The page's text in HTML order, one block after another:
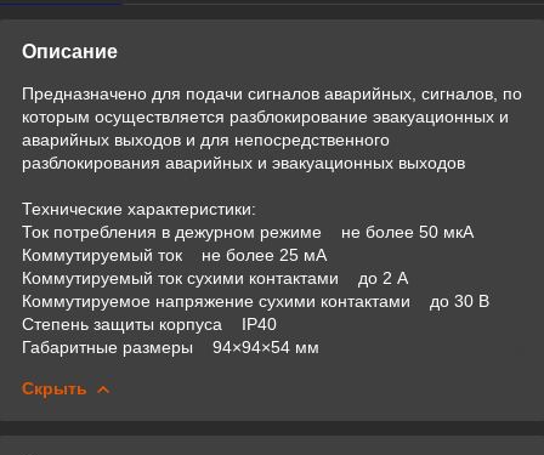
Описание
Предназначено для подачи сигналов аварийных, сигналов, по
которым осуществляется разблокирование эвакуационных и
аварийных выходов и для непосредственного
разблокирования аварийных и эвакуационных выходов
Технические характеристики:
Ток потребления в дежурном режиме не более 50 мкА
Коммутируемый ток не более 25 мА
Коммутируемый ток сухими контактами до 2 А
Коммутируемое напряжение сухими контактами до 30 В
Степень защиты корпуса IP40
Габаритные размеры 94×94×54 мм
Скрыть